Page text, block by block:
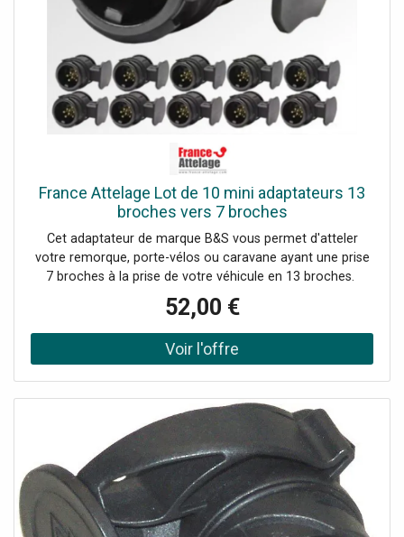
France Attelage Lot de 10 mini adaptateurs 13
broches vers 7 broches
Cet adaptateur de marque B&S vous permet d'atteler
votre remorque, porte-vélos ou caravane ayant une prise
7 broches à la prise de votre véhicule en 13 broches.
52,00 €